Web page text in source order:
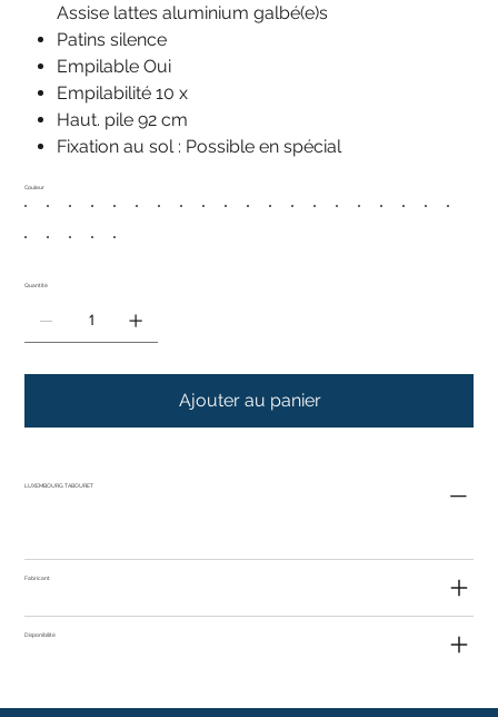
Assise lattes aluminium galbé(e)s
Patins silence
Empilable Oui
Empilabilité 10 x
Haut. pile 92 cm
Fixation au sol : Possible en spécial
Couleur
Quantité
Ajouter au panier
LUXEMBOURG TABOURET
Fabricant
Disponibilité